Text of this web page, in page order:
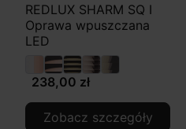
REDLUX SHARM SQ I
Oprawa wpuszczana
LED
238,00 zł
Zobacz szczegóły